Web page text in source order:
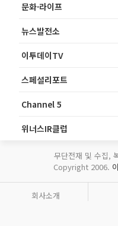
문화·라이프
뉴스발전소
이투데이TV
스페셜리포트
Channel 5
위너스IR클럽
무단전재 및 수집,
Copyright 2006.
회사소개